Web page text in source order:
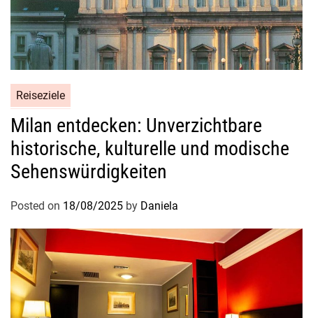
i
s
Reiseziele
Milan entdecken: Unverzichtbare
historische, kulturelle und modische
Sehenswürdigkeiten
Posted on 18/08/2025 by Daniela